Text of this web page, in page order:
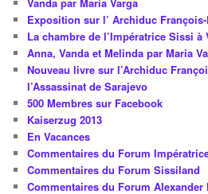
Vanda par Maria Varga
Exposition sur l’ Archiduc
La chambre de l’Impératrice Sissi à
Anna, Vanda et Melinda par Maria
Nouveau livre sur l’Archiduc
l’Assassinat de Sarajevo
500 Membres sur Facebook
Kaiserzug 2013
En Vacances
Commentaires du Forum
Commentaires du Forum Sissiland
Commentaires du Forum Alexander